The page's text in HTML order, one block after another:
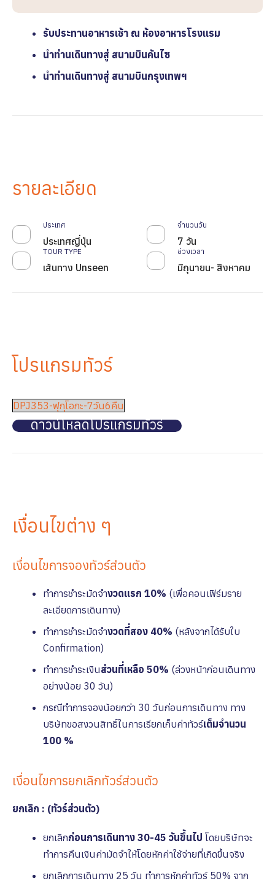
รับประทานอาหารเช้า ณ ห้องอาหารโรงเเรม
นำท่านเดินทางสู่ สนามบินคันไซ
นำท่านเดินทางสู่ สนามบินกรุงเทพฯ
รายละเอียด
ประเทศ
ประเทศญี่ปุ่น
จำนวนวัน
7 วัน
TOUR TYPE
เส้นทาง Unseen
ช่วงเวลา
มิถุนายน- สิงหาคม
โปรแกรมทัวร์
DPJ353-ฟุกุโอกะ-7วัน6คืน
ดาวน์โหลดโปรแกรมทัวร์
เงื่อนไขต่าง ๆ
เงื่อนไขการจองทัวร์ส่วนตัว
ทำการชำระมัดจำงวดแรก 10% (เพื่อคอนเฟิร์มราย
ละเอียดการเดินทาง)
ทำการชำระมัดจำงวดที่สอง 40% (หลังจากได้รับใบ
Confirmation)
ทำการชำระเงินส่วนที่เหลือ 50% (ล่วงหน้าก่อนเดินทาง
อย่างน้อย 30 วัน)
กรณีทำการจองน้อยกว่า 30 วันก่อนการเดินทาง ทาง
บริษัทขอสงวนสิทธิ์ในการเรียกเก็บค่าทัวร์เต็มจํานวน
100 %
เงื่อนไขการยกเลิกทัวร์ส่วนตัว
ยกเลิก : (ทัวร์ส่วนตัว)
ยกเลิกก่อนการเดินทาง 30-45 วันขึ้นไป โดยบริษัทจะ
ทำการคืนเงินค่ามัดจำให้โดยหักค่าใช้จ่ายที่เกิดขึ้นจริง
ยกเลิกการเดินทาง 25 วัน ทำการหักค่าทัวร์ 50% จาก